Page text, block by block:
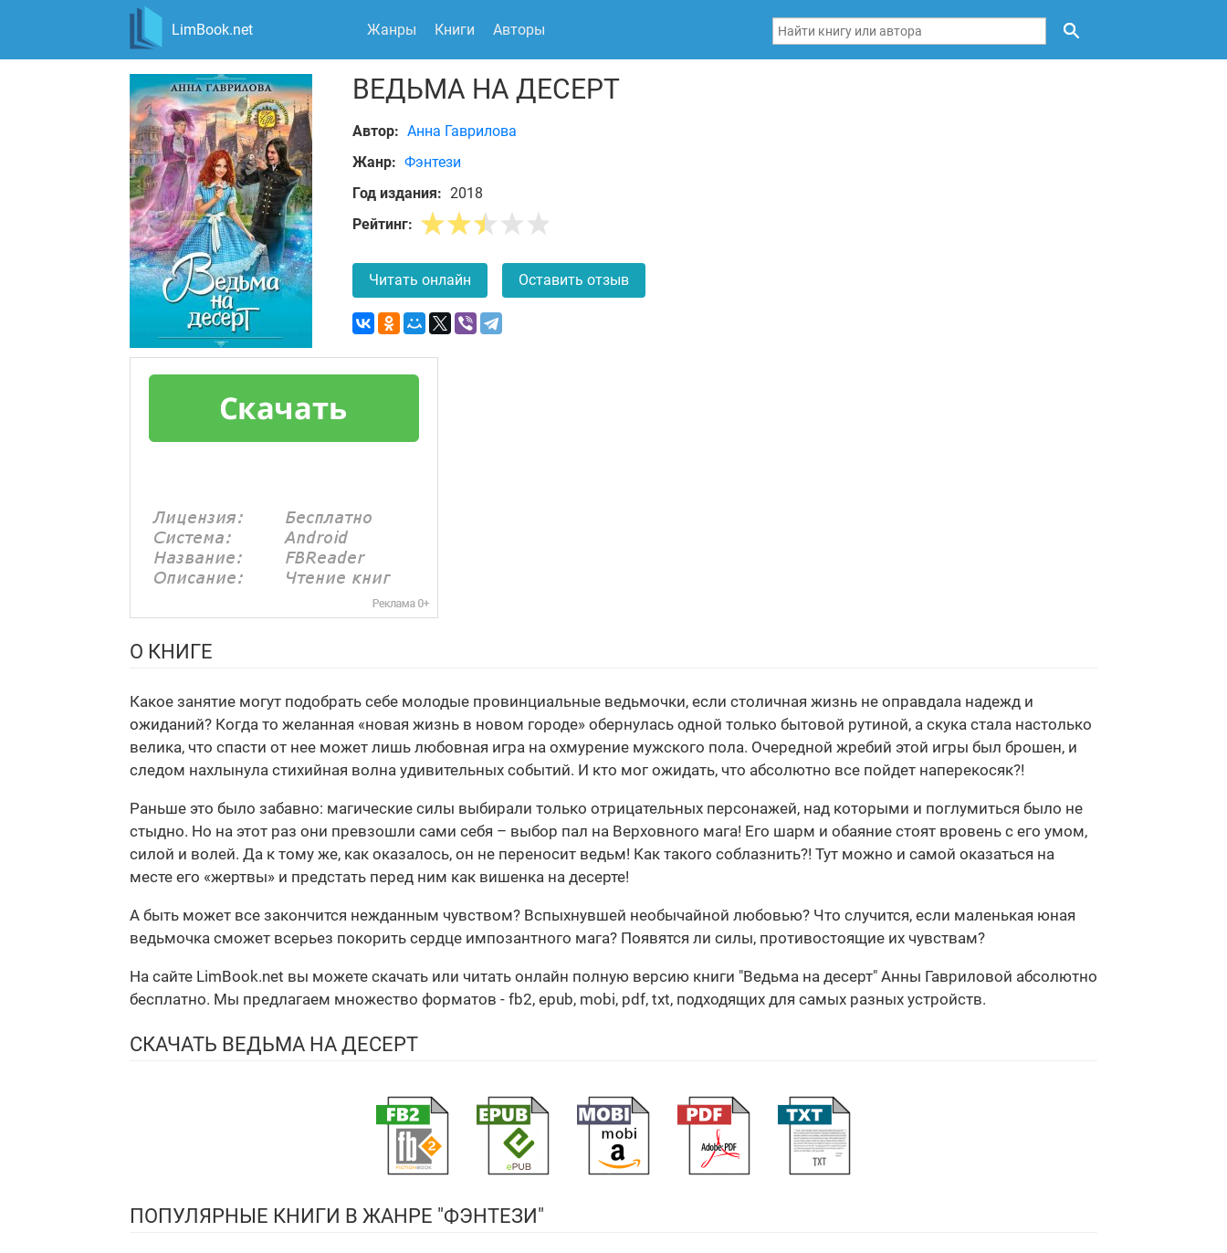
LimBook.net Жанры Книги Авторы
ВЕДЬМА НА ДЕСЕРТ
Автор: Анна Гаврилова
Жанр: Фэнтези
Год издания: 2018
Рейтинг:
Читать онлайн Оставить отзыв
О КНИГЕ
Какое занятие могут подобрать себе молодые провинциальные ведьмочки, если столичная жизнь не оправдала надежд и
ожиданий? Когда то желанная «новая жизнь в новом городе» обернулась одной только бытовой рутиной, а скука стала настолько
велика, что спасти от нее может лишь любовная игра на охмурение мужского пола. Очередной жребий этой игры был брошен, и
следом нахлынула стихийная волна удивительных событий. И кто мог ожидать, что абсолютно все пойдет наперекосяк?!
Раньше это было забавно: магические силы выбирали только отрицательных персонажей, над которыми и поглумиться было не
стыдно. Но на этот раз они превзошли сами себя – выбор пал на Верховного мага! Его шарм и обаяние стоят вровень с его умом,
силой и волей. Да к тому же, как оказалось, он не переносит ведьм! Как такого соблазнить?! Тут можно и самой оказаться на
месте его «жертвы» и предстать перед ним как вишенка на десерте!
А быть может все закончится нежданным чувством? Вспыхнувшей необычайной любовью? Что случится, если маленькая юная
ведьмочка сможет всерьез покорить сердце импозантного мага? Появятся ли силы, противостоящие их чувствам?
На сайте LimBook.net вы можете скачать или читать онлайн полную версию книги "Ведьма на десерт" Анны Гавриловой абсолютно
бесплатно. Мы предлагаем множество форматов - fb2, epub, mobi, pdf, txt, подходящих для самых разных устройств.
СКАЧАТЬ ВЕДЬМА НА ДЕСЕРТ
ПОПУЛЯРНЫЕ КНИГИ В ЖАНРЕ "ФЭНТЕЗИ"